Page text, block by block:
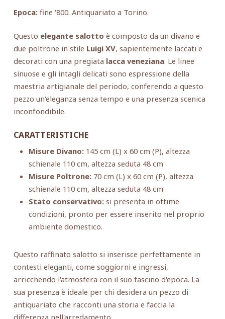
Epoca:fine '800. Antiquariato a Torino.
Questo elegante salotto è composto da un divano e
due poltrone in stile Luigi XV, sapientemente laccati e
decorati con una pregiata lacca veneziana. Le linee
sinuose e gli intagli delicati sono espressione della
maestria artigianale del periodo, conferendo a questo
pezzo un'eleganza senza tempo e una presenza scenica
inconfondibile.
CARATTERISTICHE
Misure Divano:145 cm (L) x 60 cm (P), altezza
schienale 110 cm, altezza seduta 48 cm
Misure Poltrone:70 cm (L) x 60 cm (P), altezza
schienale 110 cm, altezza seduta 48 cm
Stato conservativo:si presenta in ottime
condizioni, pronto per essere inserito nel proprio
ambiente domestico.
Questo raffinato salotto si inserisce perfettamente in
contesti eleganti, come soggiorni e ingressi,
arricchendo l'atmosfera con il suo fascino d'epoca. La
sua presenza è ideale per chi desidera un pezzo di
antiquariato che racconti una storia e faccia la